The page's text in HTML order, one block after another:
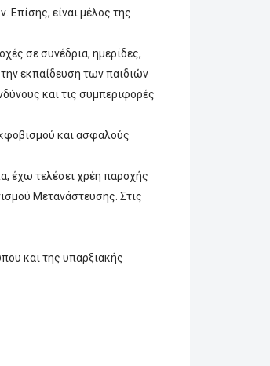
Επίσης, είναι μέλος της
σε συνέδρια, ημερίδες,
εκπαίδευση των παιδιών
και τις συμπεριφορές
και ασφαλούς
έχω τελέσει χρέη παροχής
Μετανάστευσης. Στις
και της υπαρξιακής